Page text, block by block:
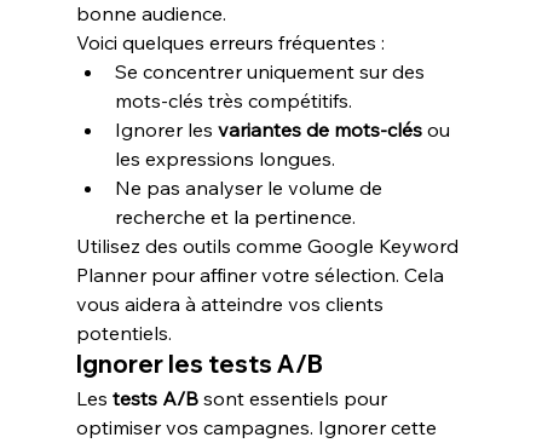
bonne audience.
Voici quelques erreurs fréquentes :
Se concentrer uniquement sur des
mots-clés très compétitifs.
Ignorer les variantes de mots-clés ou
les expressions longues.
Ne pas analyser le volume de
recherche et la pertinence.
Utilisez des outils comme Google Keyword
Planner pour affiner votre sélection. Cela
vous aidera à atteindre vos clients
potentiels.
Ignorer les tests A/B
Les tests A/B sont essentiels pour
optimiser vos campagnes. Ignorer cette